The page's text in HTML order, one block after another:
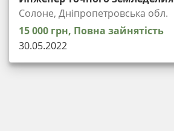
Солоне, Дніпропетровська обл.
15 000 грн, Повна зайнятість
30.05.2022